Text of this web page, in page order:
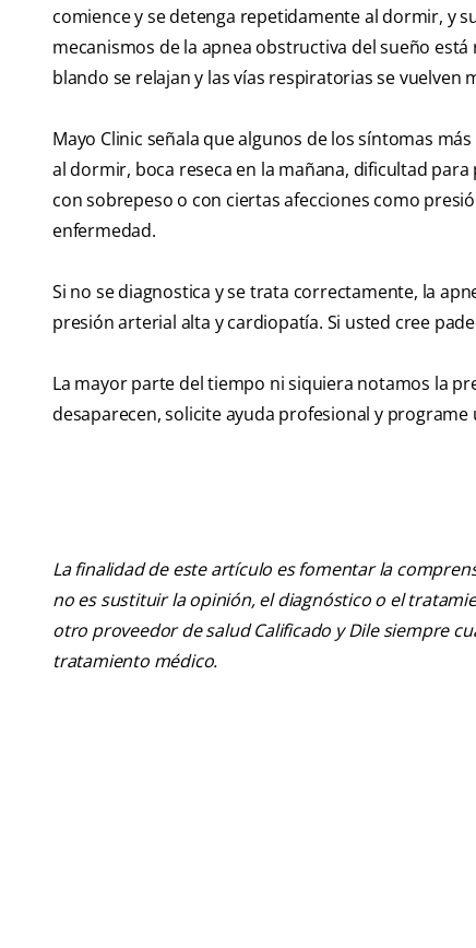
comience y se detenga repetidamente al dormir, y
mecanismos de la apnea obstructiva del sueño
blando se relajan y las vías respiratorias se
Mayo Clinic señala que algunos de los síntomas
al dormir, boca reseca en la mañana, dificultad
con sobrepeso o con ciertas afecciones como
enfermedad.
Si no se diagnostica y se trata correctamente, la
presión arterial alta y cardiopatía. Si usted cree
La mayor parte del tiempo ni siquiera notamos la
desaparecen, solicite ayuda profesional y
La finalidad de este artículo es fomentar la
no es sustituir la opinión, el diagnóstico o el
otro proveedor de salud Calificado y Dile siempre
tratamiento médico.